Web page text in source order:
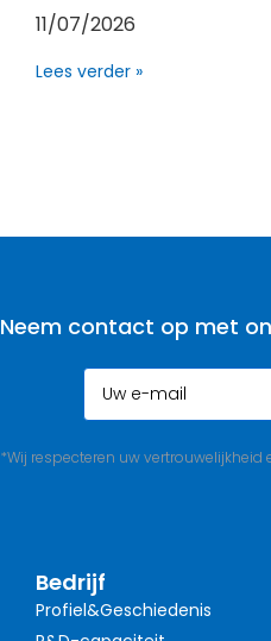
11/07/2026
Lees verder »
Neem contact op met
*Wij respecteren uw
Bedrijf
Profiel&Geschiedenis